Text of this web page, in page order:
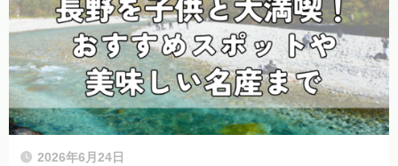
2026年6月24日